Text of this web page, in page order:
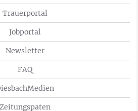
Trauerportal
Jobportal
Newsletter
FAQ
Zeitungspaten